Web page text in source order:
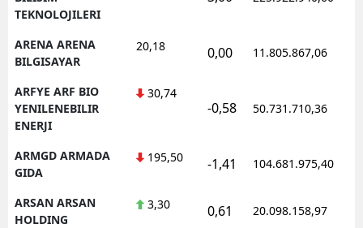
TEKNOLOJILERI
ARENA ARENA
BILGISAYAR
20,18 0,00 11.805.867,06
ARFYE ARF BIO
YENILENEBILIR
ENERJI
30,74
-0,58 50.731.710,36
ARMGD ARMADA
GIDA
195,50 -1,41 104.681.975,40
ARSAN ARSAN
HOLDING
3,30 0,61 20.098.158,97